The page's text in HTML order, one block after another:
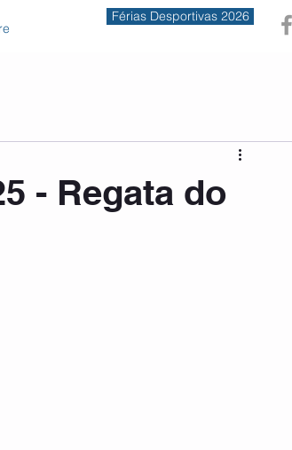
Férias Desportivas 2026
- Regata do